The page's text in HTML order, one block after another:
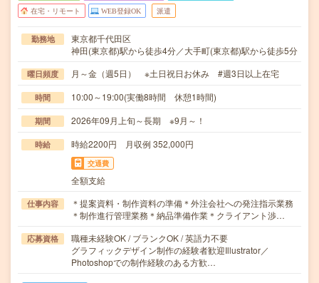
在宅・リモート WEB登録OK 派遣
勤務地
東京都千代田区
神田(東京都)駅から徒歩4分／大手町(東京都)駅から徒歩5分
曜日頻度 月～金（週5日） ※土日祝日お休み #週3日以上在宅
時間 10:00～19:00(実働8時間 休憩1時間)
期間 2026年09月上旬～長期 ※9月～！
時給 時給2200円 月収例 352,000円
交通費
全額支給
仕事内容
＊提案資料・制作資料の準備＊外注会社への発注指示業務
＊制作進行管理業務＊納品準備作業＊クライアント渉…
応募資格
職種未経験OK / ブランクOK / 英語力不要
グラフィックデザイン制作の経験者歓迎Illustrator／
Photoshopでの制作経験のある方歓…